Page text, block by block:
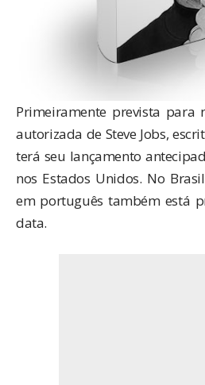
Primeiramente prevista para
autorizada de Steve Jobs,
terá seu lançamento
nos Estados Unidos. No
em português também está
data.